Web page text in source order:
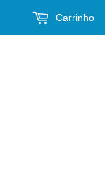
Carrinho